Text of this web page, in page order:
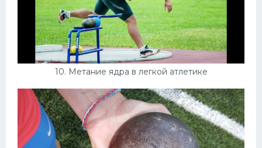
10. Метание ядра в легкой атлетике